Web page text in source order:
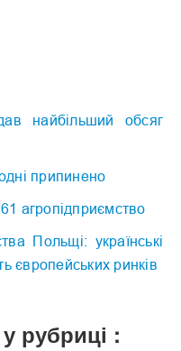
найбільший обсяг
припинено
агропідприємство
Польщі: українські
європейських ринків
рубриці :